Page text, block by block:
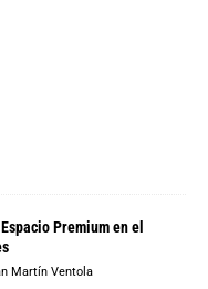
Premium en el
Martín Ventola